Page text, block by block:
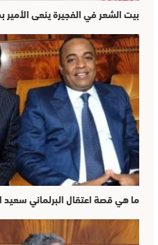
بيت الشعر في الفجيرة ينعى الأمير
ما هي قصة اعتقال البرلماني سعيد